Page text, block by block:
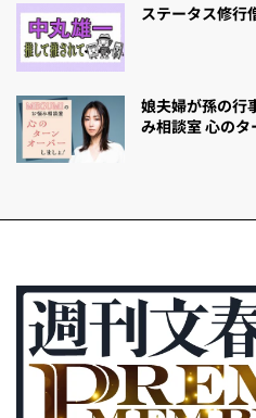
ステータス修行
娘夫婦が孫の行
み相談室 心の